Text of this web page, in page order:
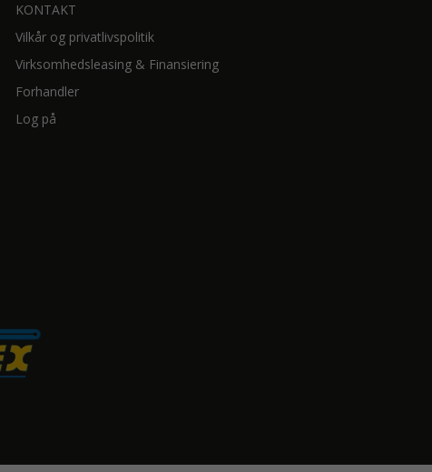
KONTAKT
Vilkår og privatlivspolitik
Virksomhedsleasing & Finansiering
Forhandler
Log på